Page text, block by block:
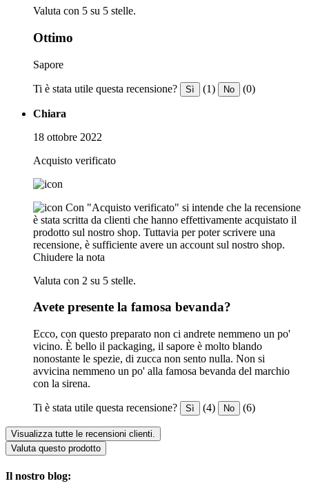
Valuta con 5 su 5 stelle.
Ottimo
Sapore
Ti è stata utile questa recensione? Sì (1) No (0)
Chiara
18 ottobre 2022
Acquisto verificato
Con "Acquisto verificato" si intende che la recensione
è stata scritta da clienti che hanno effettivamente acquistato il
prodotto sul nostro shop. Tuttavia per poter scrivere una
recensione, è sufficiente avere un account sul nostro shop.
Chiudere la nota
Valuta con 2 su 5 stelle.
Avete presente la famosa bevanda?
Ecco, con questo preparato non ci andrete nemmeno un po'
vicino. È bello il packaging, il sapore è molto blando
nonostante le spezie, di zucca non sento nulla. Non si
avvicina nemmeno un po' alla famosa bevanda del marchio
con la sirena.
Ti è stata utile questa recensione? Sì (4) No (6)
Visualizza tutte le recensioni clienti.
Valuta questo prodotto
Il nostro blog: